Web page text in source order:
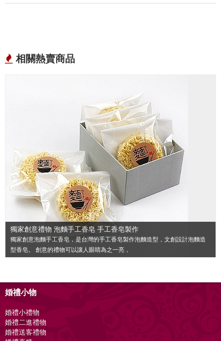
相關熱賣商品
獨家創意禮物 泡麵手工香皂 手工香皂製作
獨家創意泡麵手工香皂，是台灣的手工香皂製作泡麵造型，文創設計泡麵造
型香皂。 創意的禮物可以讓人眼睛為之一亮，
婚禮小物
婚禮小禮物
婚禮二進禮物
婚禮送客禮物